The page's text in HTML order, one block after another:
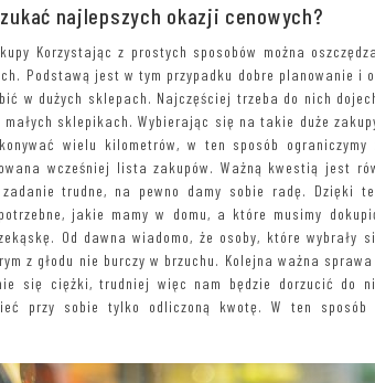
najlepszych okazji cenowych?
Korzystając z prostych sposobów można
Podstawą jest w tym przypadku dobre planowanie i
w dużych sklepach. Najczęściej trzeba do nich
sklepikach. Wybierając się na takie duże
wielu kilometrów, w ten sposób ograniczymy
wcześniej lista zakupów. Ważną kwestią jest
trudne, na pewno damy sobie radę. Dzięki
jakie mamy w domu, a które musimy
Od dawna wiadomo, że osoby, które wybrały
z głodu nie burczy w brzuchu. Kolejna ważna
się ciężki, trudniej więc nam będzie dorzucić do
przy sobie tylko odliczoną kwotę. W ten